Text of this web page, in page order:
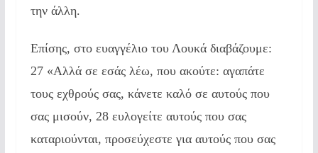
την άλλη.
Επίσης, στο ευαγγέλιο του Λουκά διαβάζουμε:
27 «Αλλά σε εσάς λέω, που ακούτε: αγαπάτε
τους εχθρούς σας, κάνετε καλό σε αυτούς που
σας μισούν, 28 ευλογείτε αυτούς που σας
καταριούνται, προσεύχεστε για αυτούς που σας